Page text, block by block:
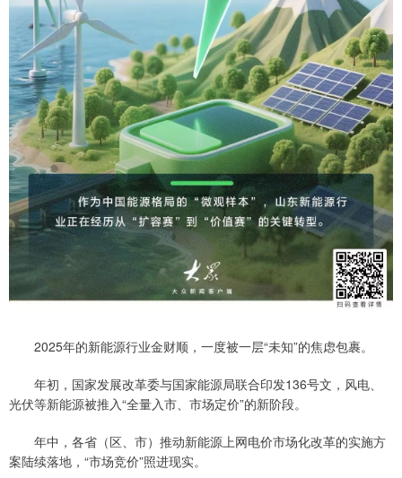
2025年的新能源行业金财顺，一度被一层“未知”的焦虑包裹。
年初，国家发展改革委与国家能源局联合印发136号文，风电、
光伏等新能源被推入“全量入市、市场定价”的新阶段。
年中，各省（区、市）推动新能源上网电价市场化改革的实施方
案陆续落地，“市场竞价”照进现实。